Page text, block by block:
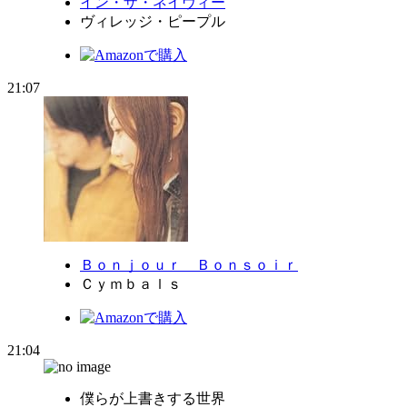
ヴィレッジ・ピープル
21:07
Ｂｏｎｊｏｕｒ Ｂｏｎｓｏｉｒ
Ｃｙｍｂａｌｓ
21:04
僕らが上書きする世界